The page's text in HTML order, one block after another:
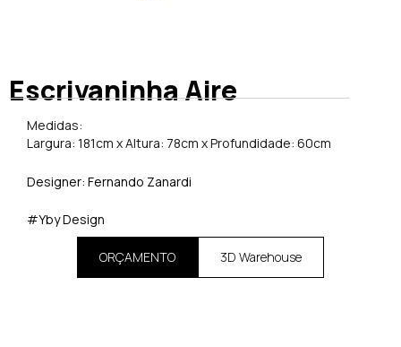
Escrivaninha Aire
Medidas:
Largura: 181cm x Altura: 78cm x Profundidade: 60cm
Designer: Fernando Zanardi
#Yby Design
ORÇAMENTO 3D Warehouse